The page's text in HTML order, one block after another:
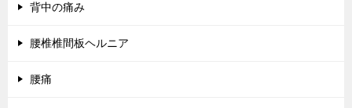
背中の痛み
腰椎椎間板ヘルニア
腰痛